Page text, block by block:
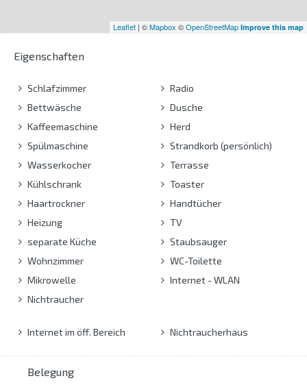
Leaflet | ©Mapbox ©OpenStreetMap Improve this map
Eigenschaften
Schlafzimmer
Bettwäsche
Kaffeemaschine
Spülmaschine
Wasserkocher
Kühlschrank
Haartrockner
Heizung
separate Küche
Wohnzimmer
Mikrowelle
Nichtraucher
Radio
Dusche
Herd
Strandkorb (persönlich)
Terrasse
Toaster
Handtücher
TV
Staubsauger
WC-Toilette
Internet - WLAN
Internet im öff. Bereich Nichtraucherhaus
Belegung